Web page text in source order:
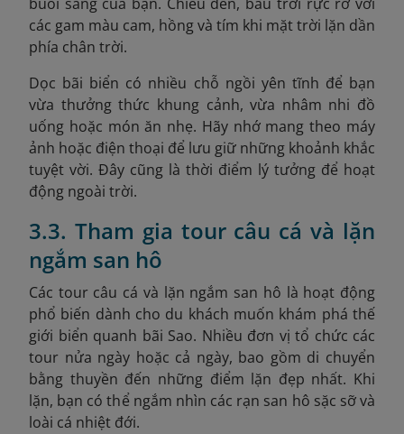
các gam màu cam, hồng và tím khi mặt trời lặn dần
phía chân trời.
Dọc bãi biển có nhiều chỗ ngồi yên tĩnh để bạn
vừa thưởng thức khung cảnh, vừa nhâm nhi đồ
uống hoặc món ăn nhẹ. Hãy nhớ mang theo máy
ảnh hoặc điện thoại để lưu giữ những khoảnh khắc
tuyệt vời. Đây cũng là thời điểm lý tưởng để hoạt
động ngoài trời.
3.3. Tham gia tour câu cá và lặn
ngắm san hô
Các tour câu cá và lặn ngắm san hô là hoạt động
phổ biến dành cho du khách muốn khám phá thế
giới biển quanh bãi Sao. Nhiều đơn vị tổ chức các
tour nửa ngày hoặc cả ngày, bao gồm di chuyển
bằng thuyền đến những điểm lặn đẹp nhất. Khi
lặn, bạn có thể ngắm nhìn các rạn san hô sặc sỡ và
loài cá nhiệt đới.